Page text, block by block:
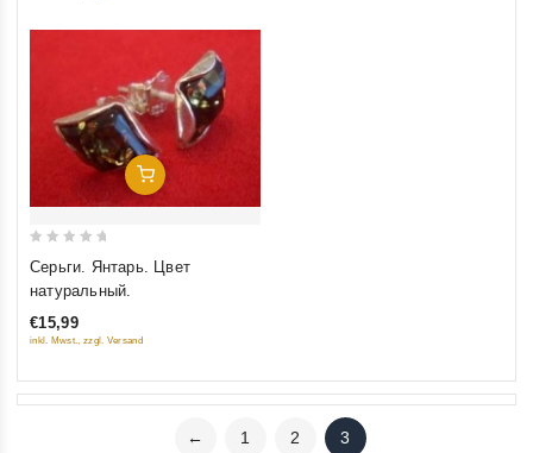
Добавить В Корзину
out
5
Серьги. Янтарь. Цвет
натуральный.
€15,99
inkl. Mwst., zzgl. Versand
← 1 2 3